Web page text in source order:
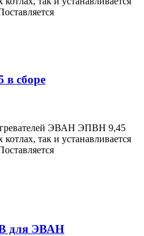
сборе
ЭВАН ЭПВН 9,45
так и устанавливается
для ЭВАН